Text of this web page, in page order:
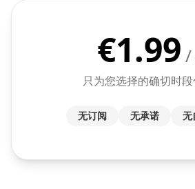
€1.99 /
只为您选择的确切时段
无订阅 无承诺 无